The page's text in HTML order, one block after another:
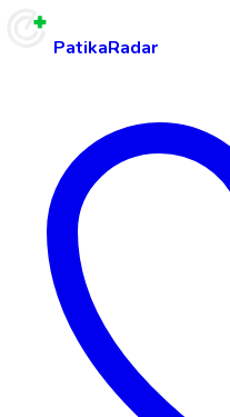
PatikaRadar